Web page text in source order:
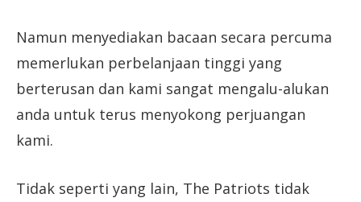
Namun menyediakan bacaan secara percuma
memerlukan perbelanjaan tinggi yang
berterusan dan kami sangat mengalu-alukan
anda untuk terus menyokong perjuangan
kami.
Tidak seperti yang lain, The Patriots tidak